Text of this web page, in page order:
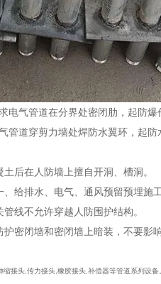
气管道在分界处密闭肋，起防
道穿剪力墙处焊防水翼环，起防
后在人防墙上擅自开洞、槽洞。
给排水、电气、通风预留预埋施
线不允许穿越人防围护结构。
密闭墙和密闭墙上暗装，不要影
接头,传力接头,橡胶接头,补偿器等管道系列设备